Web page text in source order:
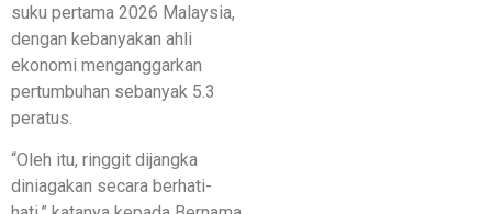
suku pertama 2026 Malaysia,
dengan kebanyakan ahli
ekonomi menganggarkan
pertumbuhan sebanyak 5.3
peratus.
“Oleh itu, ringgit dijangka
diniagakan secara berhati-